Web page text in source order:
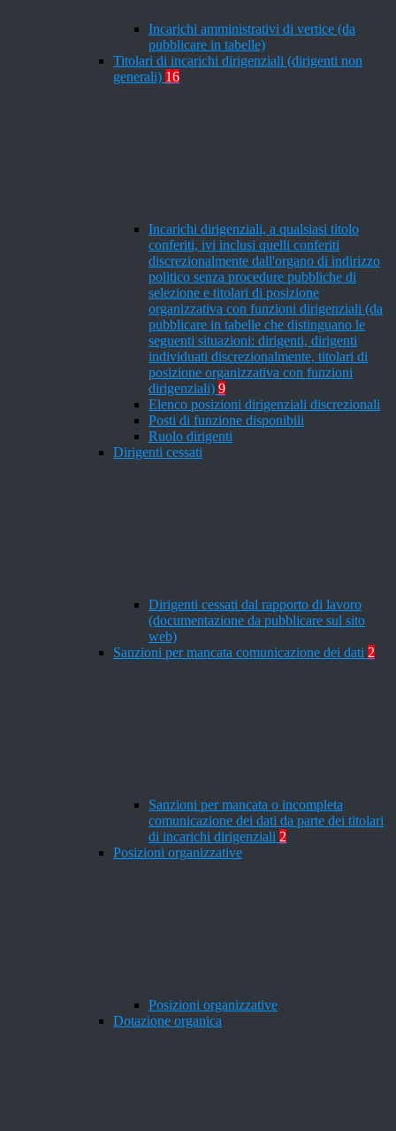
Incarichi amministrativi di vertice (da
pubblicare in tabelle)
Titolari di incarichi dirigenziali (dirigenti non
generali) 16
Incarichi dirigenziali, a qualsiasi titolo
conferiti, ivi inclusi quelli conferiti
discrezionalmente dall'organo di indirizzo
politico senza procedure pubbliche di
selezione e titolari di posizione
organizzativa con funzioni dirigenziali (da
pubblicare in tabelle che distinguano le
seguenti situazioni: dirigenti, dirigenti
individuati discrezionalmente, titolari di
posizione organizzativa con funzioni
dirigenziali) 9
Elenco posizioni dirigenziali discrezionali
Posti di funzione disponibili
Ruolo dirigenti
Dirigenti cessati
Dirigenti cessati dal rapporto di lavoro
(documentazione da pubblicare sul sito
web)
Sanzioni per mancata comunicazione dei dati 2
Sanzioni per mancata o incompleta
comunicazione dei dati da parte dei titolari
di incarichi dirigenziali 2
Posizioni organizzative
Posizioni organizzative
Dotazione organica